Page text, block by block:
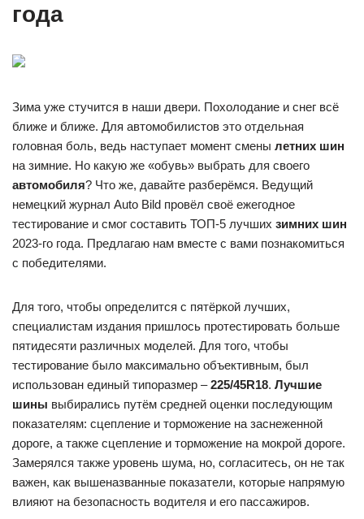
года
Зима уже стучится в наши двери. Похолодание и снег всё
ближе и ближе. Для автомобилистов это отдельная
головная боль, ведь наступает момент смены летних шин
на зимние. Но какую же «обувь» выбрать для своего
автомобиля? Что же, давайте разберёмся. Ведущий
немецкий журнал Auto Bild провёл своё ежегодное
тестирование и смог составить ТОП-5 лучших зимних шин
2023-го года. Предлагаю нам вместе с вами познакомиться
с победителями.
Для того, чтобы определится с пятёркой лучших,
специалистам издания пришлось протестировать больше
пятидесяти различных моделей. Для того, чтобы
тестирование было максимально объективным, был
использован единый типоразмер –225/45R18. Лучшие
шины выбирались путём средней оценки последующим
показателям: сцепление и торможение на заснеженной
дороге, а также сцепление и торможение на мокрой дороге.
Замерялся также уровень шума, но, согласитесь, он не так
важен, как вышеназванные показатели, которые напрямую
влияют на безопасность водителя и его пассажиров.